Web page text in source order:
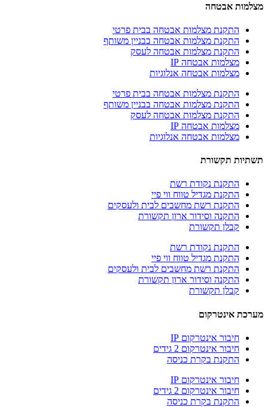
אבטחה
התקנת מצלמות אבטחה בבית פרטי
התקנת מצלמות אבטחה בבניין משותף
התקנת מצלמות אבטחה לעסק
מצלמות אבטחה IP
מצלמות אבטחה אנלוגיות
התקנת מצלמות אבטחה בבית פרטי
התקנת מצלמות אבטחה בבניין משותף
התקנת מצלמות אבטחה לעסק
מצלמות אבטחה IP
מצלמות אבטחה אנלוגיות
תקשורת
התקנת נקודת רשת
התקנת מגדיל טווח ווי פיי
התקנת רשת מחשבים לבית ולעסקים
התקנה וסידור ארון תקשורת
קבלן תקשורת
התקנת נקודת רשת
התקנת מגדיל טווח ווי פיי
התקנת רשת מחשבים לבית ולעסקים
התקנה וסידור ארון תקשורת
קבלן תקשורת
אינטרקום
חיבור אינטרקום IP
חיבור אינטרקום 2 גידים
התקנת בקרת כניסה
חיבור אינטרקום IP
חיבור אינטרקום 2 גידים
התקנת בקרת כניסה